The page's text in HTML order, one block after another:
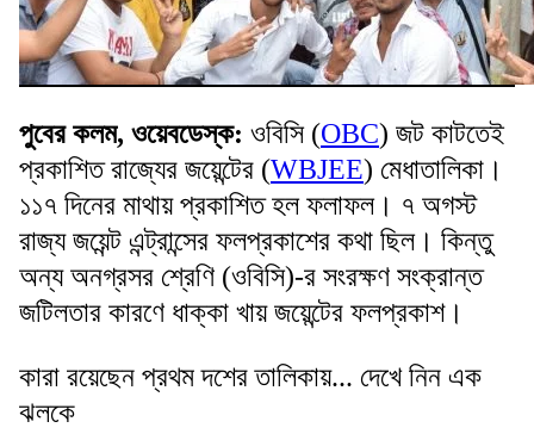
পুবের কলম, ওয়েবডেস্ক: ওবিসি (OBC) জট কাটতেই
প্রকাশিত রাজ্যের জয়েন্টের (WBJEE) মেধাতালিকা।
১১৭ দিনের মাথায় প্রকাশিত হল ফলাফল। ৭ অগস্ট
রাজ্য জয়েন্ট এন্ট্রান্সের ফলপ্রকাশের কথা ছিল। কিন্তু
অন্য অনগ্রসর শ্রেণি (ওবিসি)-র সংরক্ষণ সংক্রান্ত
জটিলতার কারণে ধাক্কা খায় জয়েন্টের ফলপ্রকাশ।
কারা রয়েছেন প্রথম দশের তালিকায়... দেখে নিন এক
ঝলকে